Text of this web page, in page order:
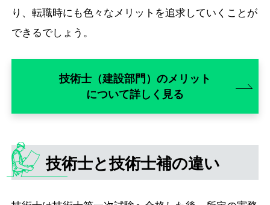
り、転職時にも色々なメリットを追求していくことが
できるでしょう。
技術士（建設部門）のメリット
について詳しく見る
技術士と技術士補の違い